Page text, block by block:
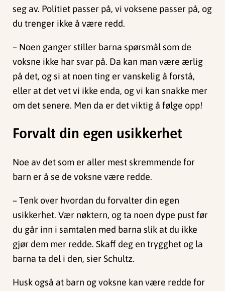
seg av. Politiet passer på, vi voksene passer på, og
du trenger ikke å være redd.
– Noen ganger stiller barna spørsmål som de
voksne ikke har svar på. Da kan man være ærlig
på det, og si at noen ting er vanskelig å forstå,
eller at det vet vi ikke enda, og vi kan snakke mer
om det senere. Men da er det viktig å følge opp!
Forvalt din egen usikkerhet
Noe av det som er aller mest skremmende for
barn er å se de voksne være redde.
– Tenk over hvordan du forvalter din egen
usikkerhet. Vær nøktern, og ta noen dype pust før
du går inn i samtalen med barna slik at du ikke
gjør dem mer redde. Skaff deg en trygghet og la
barna ta del i den, sier Schultz.
Husk også at barn og voksne kan være redde for